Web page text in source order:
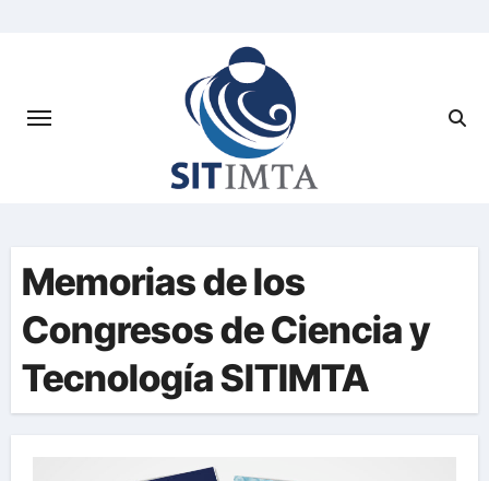
Memorias de los
Congresos de Ciencia y
Tecnología SITIMTA